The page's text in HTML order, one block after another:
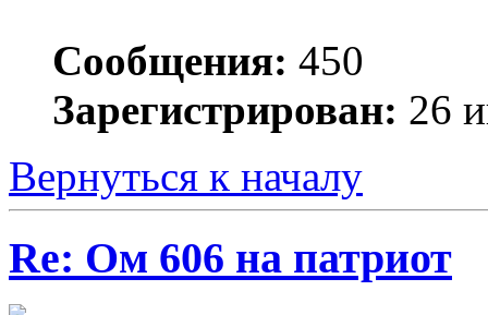
Сообщения: 450
Зарегистрирован: 26
Вернуться к началу
Re: Ом 606 на патриот